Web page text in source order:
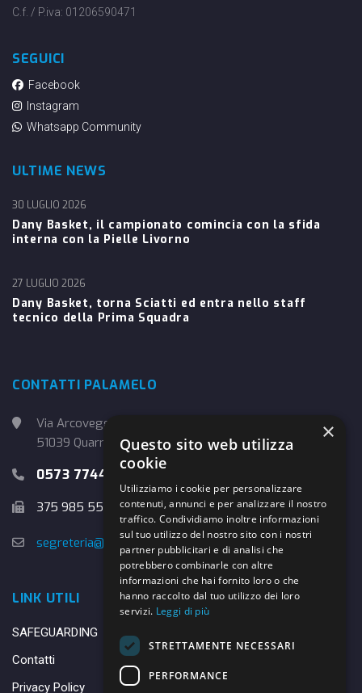
C.f. / P.iva: 01206590471
SEGUICI
Facebook
Instagram
Whatsapp Community
ULTIME NEWS
Dany Basket, il campionato comincia con la sfida
interna con la Pielle Livorno
30 LUGLIO 2026
Dany Basket, torna Sciatti ed entra nello staff
tecnico della Prima Squadra
27 LUGLIO 2026
CONTATTI PALAMELO
Via Arcoveggio, 4
51039 Quarrata (PT)
0573 774457
375 985 5526
segreteria@danybasket.it
LINK UTILI
SAFEGUARDING
Contatti
Privacy Policy
×
Questo sito web utilizza
cookie
Utilizziamo i cookie per personalizzare
contenuti, annunci e per analizzare il nostro
traffico. Condividiamo inoltre informazioni
sul tuo utilizzo del nostro sito con i nostri
partner pubblicitari e di analisi che
potrebbero combinarle con altre
informazioni che hai fornito loro o che
hanno raccolto dal tuo utilizzo dei loro
servizi. Leggi di più
STRETTAMENTE NECESSARI
PERFORMANCE